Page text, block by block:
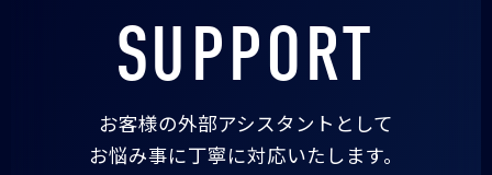
SUPPORT
お客様の外部アシスタントとして
お悩み事に丁寧に対応いたします。